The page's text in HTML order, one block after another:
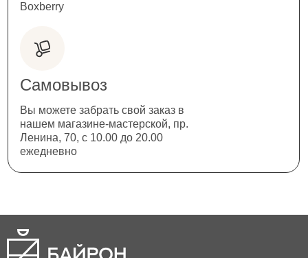
Boxberry
Самовывоз
Вы можете забрать свой заказ в
нашем магазине-мастерской, пр.
Ленина, 70, с 10.00 до 20.00
ежедневно